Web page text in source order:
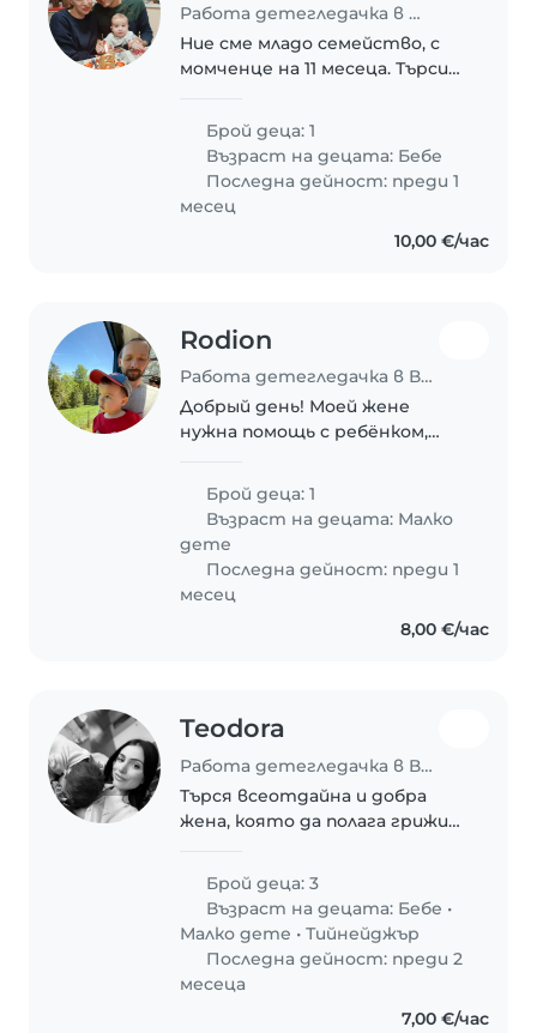
Работа детегледачка в Варна
Ние сме младо семейство, с
момченце на 11 месеца. Търсим
Брой деца: 1
Възраст на децата: Бебе
Последна дейност: преди 1
месец
10,00 €/час
Rodion
Работа детегледачка в Варна
Добрый день! Моей жене
нужна помощь с ребёнком,
2,5 года здоровый,
жизнерадостный, активный и
очень умный малыш. Если мы
подавимся друг другу, будем
работать..
Брой деца: 1
Възраст на децата: Малко
дете
Последна дейност: преди 1
месец
8,00 €/час
Teodora
Работа детегледачка в Варна
Търся всеотдайна и добра
жена, която да полага грижи
момченце на 1г. 3 пъти през
седмицата за 2-3 часа Ние сме
многочленно семейство с
много динамично ежедневие..
Брой деца: 3
Възраст на децата: Бебе •
Малко дете •Тийнейджър
Последна дейност: преди 2
месеца
7,00 €/час